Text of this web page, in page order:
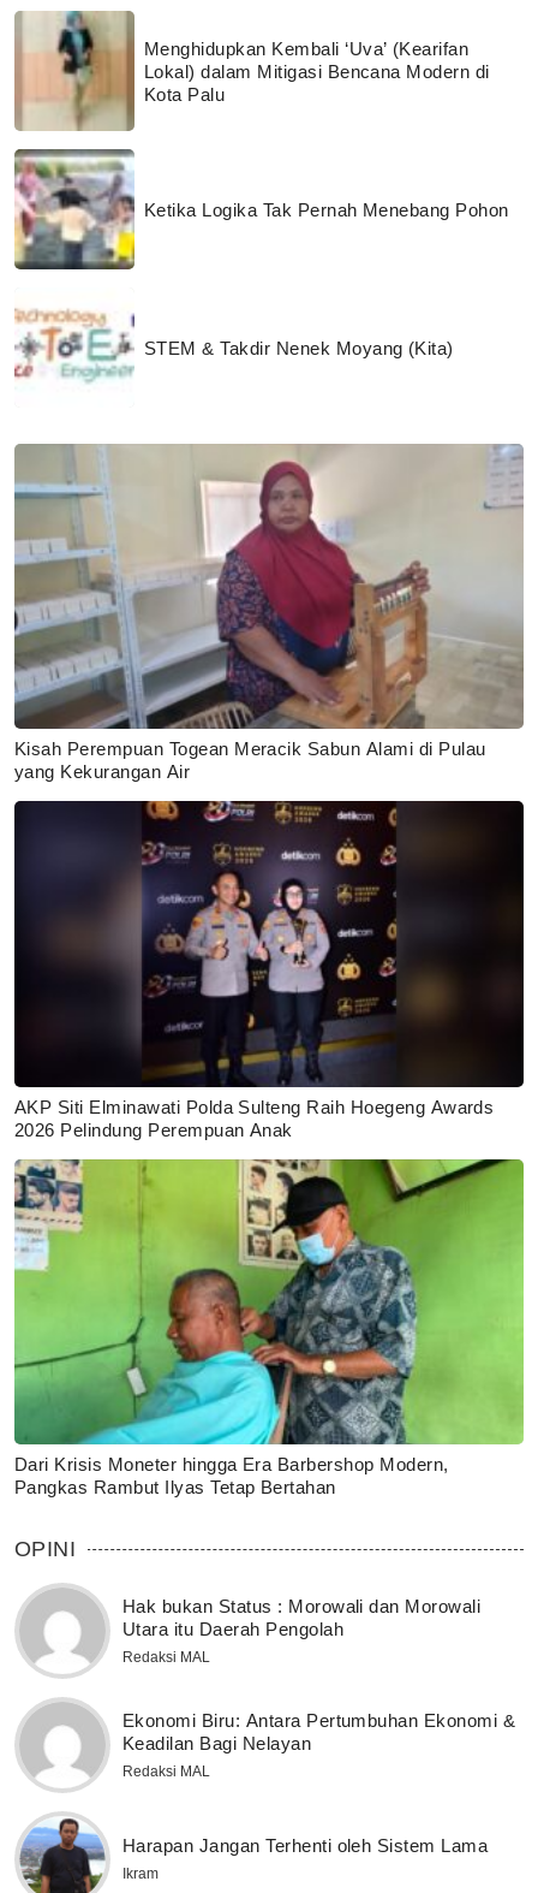
Menghidupkan Kembali ‘Uva’ (Kearifan
Lokal) dalam Mitigasi Bencana Modern di
Kota Palu
Ketika Logika Tak Pernah Menebang Pohon
STEM & Takdir Nenek Moyang (Kita)
Kisah Perempuan Togean Meracik Sabun Alami di Pulau
yang Kekurangan Air
AKP Siti Elminawati Polda Sulteng Raih Hoegeng Awards
2026 Pelindung Perempuan Anak
Dari Krisis Moneter hingga Era Barbershop Modern,
Pangkas Rambut Ilyas Tetap Bertahan
OPINI
Hak bukan Status : Morowali dan Morowali
Utara itu Daerah Pengolah
Redaksi MAL
Ekonomi Biru: Antara Pertumbuhan Ekonomi &
Keadilan Bagi Nelayan
Redaksi MAL
Harapan Jangan Terhenti oleh Sistem Lama
Ikram